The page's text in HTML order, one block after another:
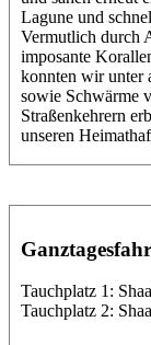
Lagune und
Vermutlich durch
imposante
konnten wir unter
sowie Schwärme
Straßenkehrern
unseren
Tauchplatz 1:
Tauchplatz 2: